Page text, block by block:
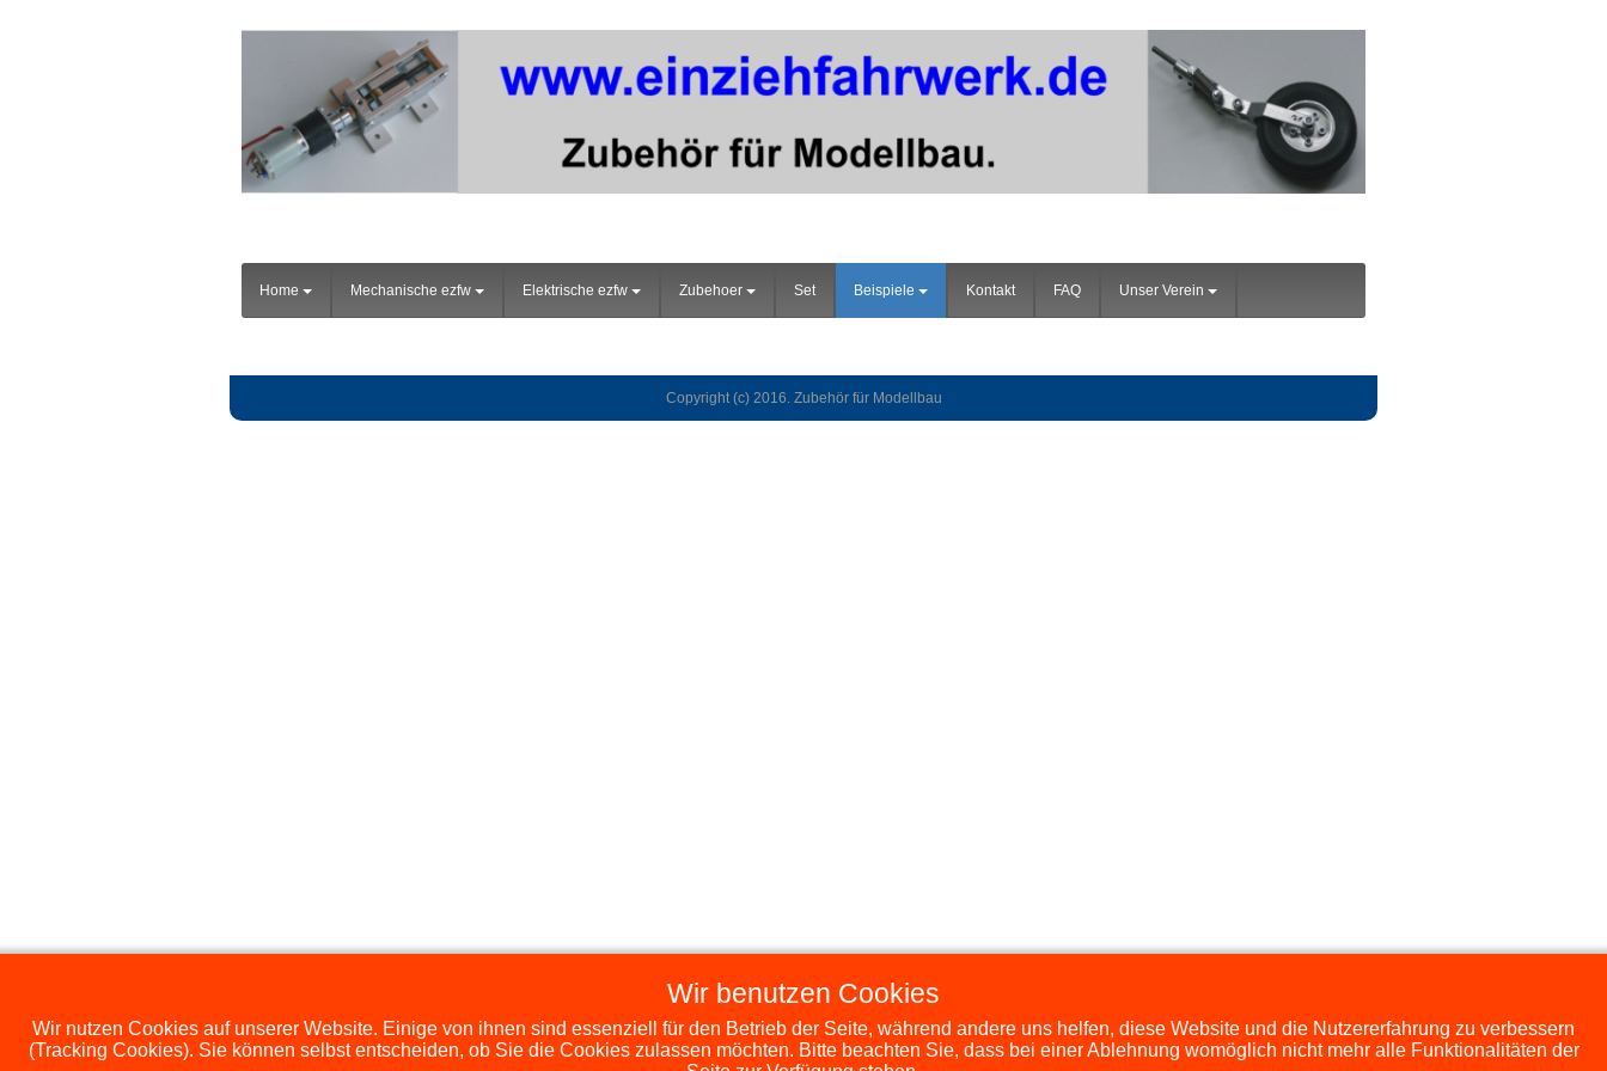
Home Mechanische ezfw Elektrische ezfw Zubehoer Set Beispiele Kontakt FAQ Unser Verein
Copyright (c) 2016. Zubehör für Modellbau
Wir benutzen Cookies
Wir nutzen Cookies auf unserer Website. Einige von ihnen sind essenziell für den Betrieb der Seite, während andere uns helfen, diese Website und die Nutzererfahrung zu verbessern
(Tracking Cookies). Sie können selbst entscheiden, ob Sie die Cookies zulassen möchten. Bitte beachten Sie, dass bei einer Ablehnung womöglich nicht mehr alle Funktionalitäten der